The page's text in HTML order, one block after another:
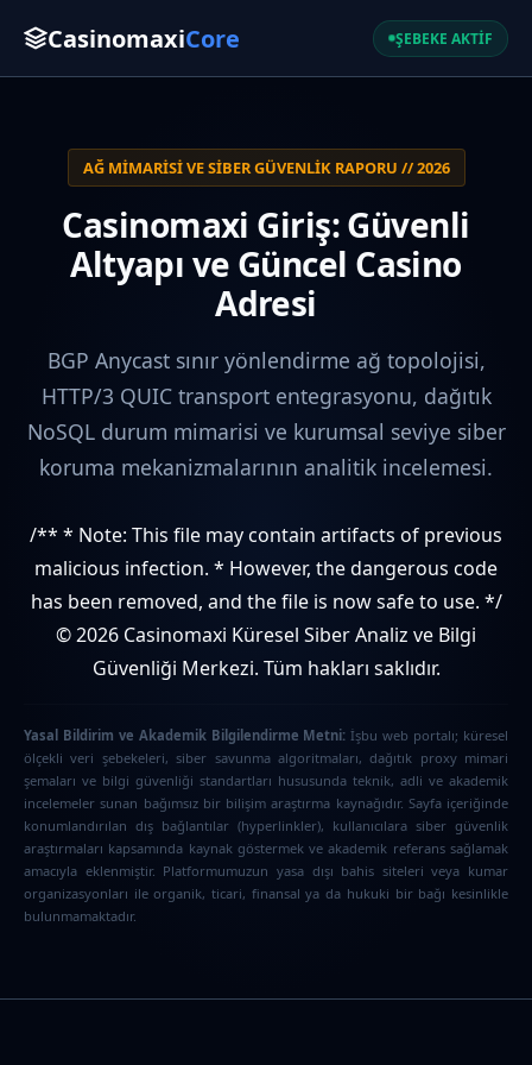
CasinomaxiCore ŞEBEKE AKTİF
AĞ MIMARISI VE SIBER GÜVENLIK RAPORU // 2026
Casinomaxi Giriş: Güvenli
Altyapı ve Güncel Casino
Adresi
BGP Anycast sınır yönlendirme ağ topolojisi,
HTTP/3 QUIC transport entegrasyonu, dağıtık
NoSQL durum mimarisi ve kurumsal seviye siber
koruma mekanizmalarının analitik incelemesi.
/** * Note: This file may contain artifacts of previous
malicious infection. * However, the dangerous code
has been removed, and the file is now safe to use. */
© 2026 Casinomaxi Küresel Siber Analiz ve Bilgi
Güvenliği Merkezi. Tüm hakları saklıdır.
Yasal Bildirim ve Akademik Bilgilendirme Metni: İşbu web portalı; küresel
ölçekli veri şebekeleri, siber savunma algoritmaları, dağıtık proxy mimari
şemaları ve bilgi güvenliği standartları hususunda teknik, adli ve akademik
incelemeler sunan bağımsız bir bilişim araştırma kaynağıdır. Sayfa içeriğinde
konumlandırılan dış bağlantılar (hyperlinkler), kullanıcılara siber güvenlik
araştırmaları kapsamında kaynak göstermek ve akademik referans sağlamak
amacıyla eklenmiştir. Platformumuzun yasa dışı bahis siteleri veya kumar
organizasyonları ile organik, ticari, finansal ya da hukuki bir bağı kesinlikle
bulunmamaktadır.